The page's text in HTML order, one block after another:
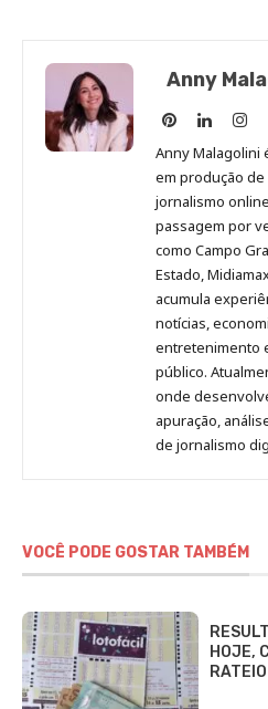
Anny
Anny
Malagolini
no
Pinterest
Anny
no
no
Anny Malagolini
em produção
jornalismo
passagem por
como Campo
Estado,
acumula
notícias,
entretenimento
público.
onde
apuração,
de jornalismo
VOCÊ PODE GOSTAR TAMBÉM
HOJE,